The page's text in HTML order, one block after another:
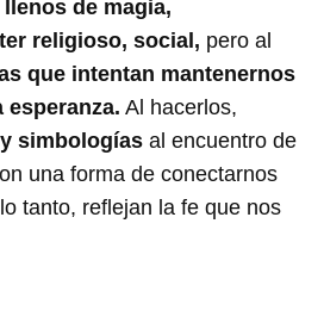
de magia,
religioso, social, pero al
que intentan mantenernos
esperanza. Al hacerlos,
simbologías al encuentro de
una forma de conectarnos
tanto, reflejan la fe que nos